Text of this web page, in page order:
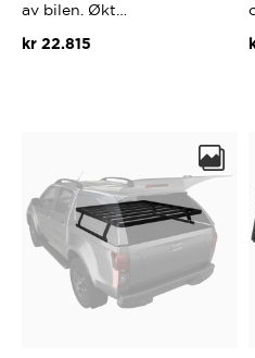
av bilen. Økt…
kr22.815